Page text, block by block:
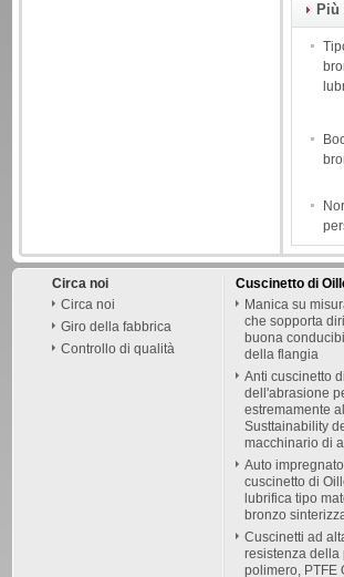
Circa noi
Circa noi
Giro della fabbrica
Controllo di qualità
Cuscinetto di
Manica su
che sopporta
buona
della flangia
Anti cuscinetto
dell'abrasione
estremamente
Susttainability
macchinario di
Auto
cuscinetto di
lubrifica tipo
bronzo
Cuscinetti ad
resistenza della
polimero, PTFE